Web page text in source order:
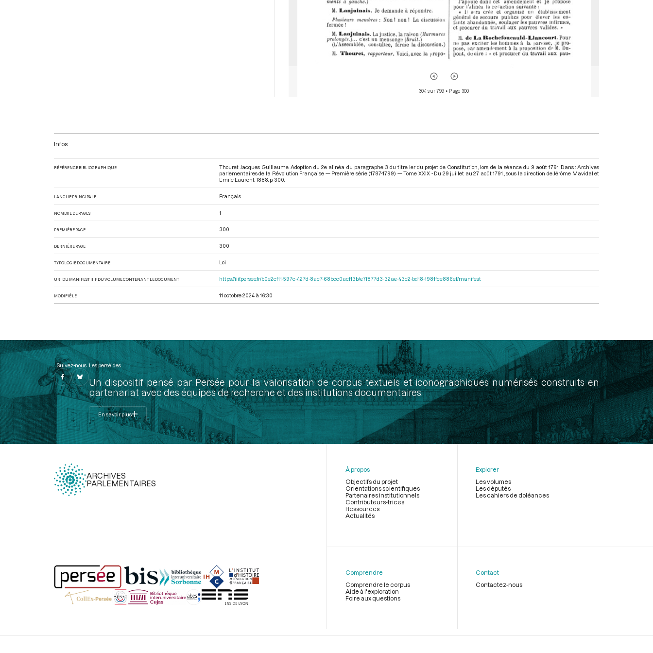
304 sur 799 • Page 300
Infos
RÉFÉRENCE BIBLIOGRAPHIQUE
Thouret Jacques Guillaume. Adoption du 2e alinéa du paragraphe 3 du titre Ier du projet de Constitution, lors de la séance du 9 août 1791. Dans : Archives
parlementaires de la Révolution Française — Première série (1787-1799) — Tome XXIX - Du 29 juillet au 27 août 1791. , sous la direction de Jérôme Mavidal et
Emile Laurent. 1888. p. 300.
LANGUE PRINCIPALE Français
NOMBRE DE PAGES 1
PREMIÈRE PAGE 300
DERNIÈRE PAGE 300
TYPOLOGIE DOCUMENTAIRE Loi
URI DU MANIFEST IIIF DU VOLUME CONTENANT LE DOCUMENT https://iiif.persee.fr/b0e2cf11-597c-427d-8ac7-68bcc0acf13b/e7f877d3-32ae-43c2-bd18-1981fce886ef/manifest
MODIFIÉ LE 11 octobre 2024 à 16:30
Suivez-nous Les perséides
Un dispositif pensé par Persée pour la valorisation de corpus textuels et iconographiques numérisés construits en
partenariat avec des équipes de recherche et des institutions documentaires.
En savoir plus
ARCHIVES
PARLEMENTAIRES
page
À propos
Objectifs du projet
Orientations scientifiques
Partenaires institutionnels
Contributeurs-trices
Ressources
Actualités
Explorer
Les volumes
Les députés
Les cahiers de doléances
Comprendre
Comprendre le corpus
Aide à l'exploration
Foire aux questions
Contact
Contactez-nous
Légal